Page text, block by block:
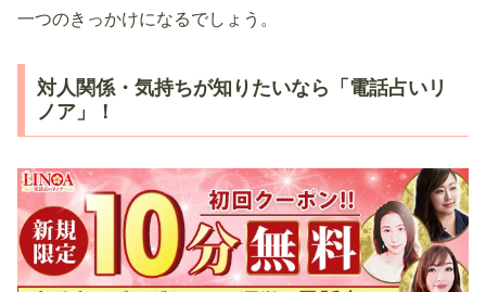
一つのきっかけになるでしょう。
対人関係・気持ちが知りたいなら「電話占いリ
ノア」！